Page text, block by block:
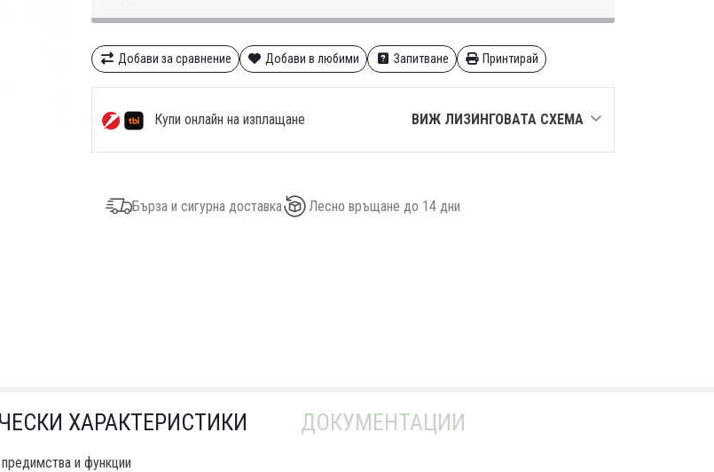
Добави за сравнение Добави в любими Запитване Принтирай
Купи онлайн на изплащане ВИЖ ЛИЗИНГОВАТА СХЕМА
Бърза и сигурна доставка Лесно връщане до 14 дни
ХАРАКТЕРИСТИКИ ДОКУМЕНТАЦИИ
и функции